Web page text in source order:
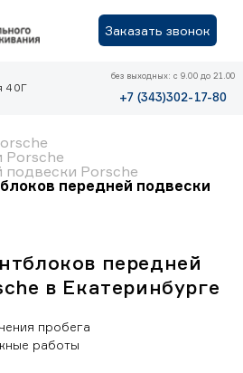
Заказать звонок
40Г
без выходных: с 9.00 до 21.00
+7 (343)302-17-80
Porsche
подвески Porsche
передней подвески
передней
в Екатеринбурге
пробега
работы